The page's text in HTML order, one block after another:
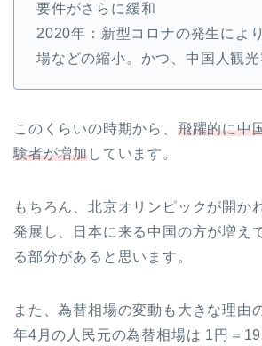
要件がさらに緩和
2020年：新型コロナの発生によ
場などの縮小。かつ、中国人観光
このくらいの時期から、 飛躍的に中
験者が増加しています。
もちろん、北京オリンピックが開か
発展し、日本に来る中国の方が増え
る部分があると思います。
また、為替相場の変動も大きな理由
年4月の人民元の為替相場は 1円＝